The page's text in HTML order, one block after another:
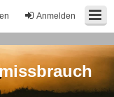
Anmelden